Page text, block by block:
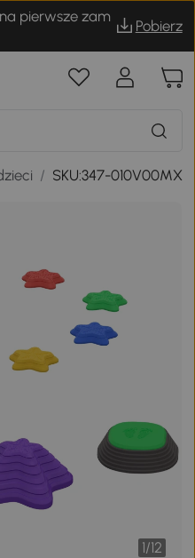
na pierwsze zam
Pobierz
/ SKU:347-010V00MX
1/12